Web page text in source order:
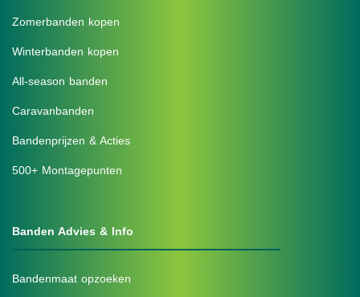
Zomerbanden kopen
Winterbanden kopen
All-season banden
Caravanbanden
Bandenprijzen & Acties
500+ Montagepunten
Banden Advies & Info
Bandenmaat opzoeken